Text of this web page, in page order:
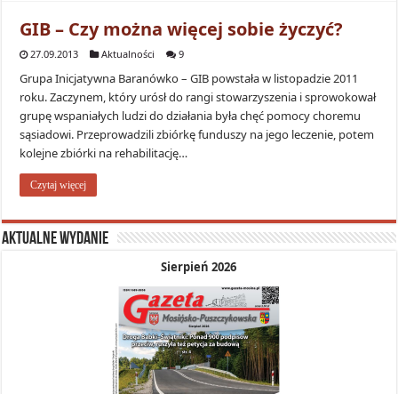
GIB – Czy można więcej sobie życzyć?
27.09.2013 Aktualności 9
Grupa Inicjatywna Baranówko – GIB powstała w listopadzie 2011
roku. Zaczynem, który urósł do rangi stowarzyszenia i sprowokował
grupę wspaniałych ludzi do działania była chęć pomocy choremu
sąsiadowi. Przeprowadzili zbiórkę funduszy na jego leczenie, potem
kolejne zbiórki na rehabilitację…
Czytaj więcej
Aktualne wydanie
Sierpień 2026